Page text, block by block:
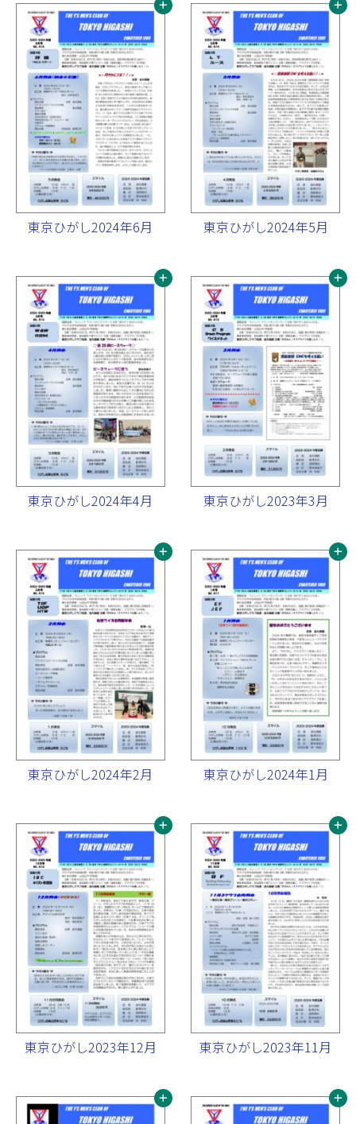
東京ひがし2024年6月 東京ひがし2024年5月
東京ひがし2024年4月 東京ひがし2023年3月
東京ひがし2024年2月 東京ひがし2024年1月
東京ひがし2023年12月 東京ひがし2023年11月